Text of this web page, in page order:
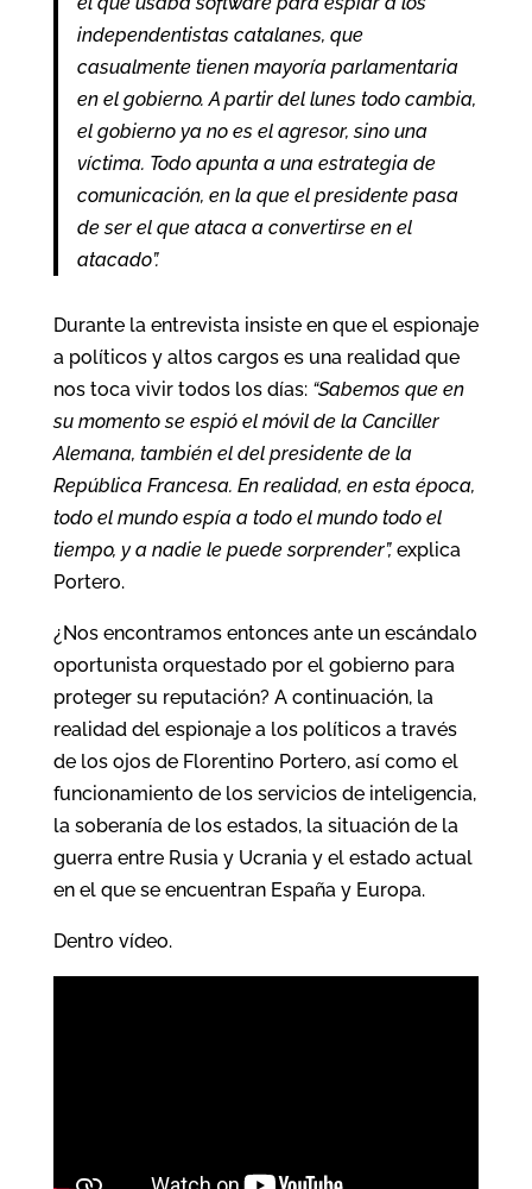
independentistas catalanes, que
casualmente tienen mayoría parlamentaria
en el gobierno. A partir del lunes todo cambia,
el gobierno ya no es el agresor, sino una
víctima. Todo apunta a una estrategia de
comunicación, en la que el presidente pasa
de ser el que ataca a convertirse en el
atacado”.
Durante la entrevista insiste en que el espionaje
a políticos y altos cargos es una realidad que
nos toca vivir todos los días: “Sabemos que en
su momento se espió el móvil de la Canciller
Alemana, también el del presidente de la
República Francesa. En realidad, en esta época,
todo el mundo espía a todo el mundo todo el
tiempo, y a nadie le puede sorprender”,explica
Portero.
¿Nos encontramos entonces ante un escándalo
oportunista orquestado por el gobierno para
proteger su reputación? A continuación, la
realidad del espionaje a los políticos a través
de los ojos de Florentino Portero, así como el
funcionamiento de los servicios de inteligencia,
la soberanía de los estados, la situación de la
guerra entre Rusia y Ucrania y el estado actual
en el que se encuentran España y Europa.
Dentro vídeo.